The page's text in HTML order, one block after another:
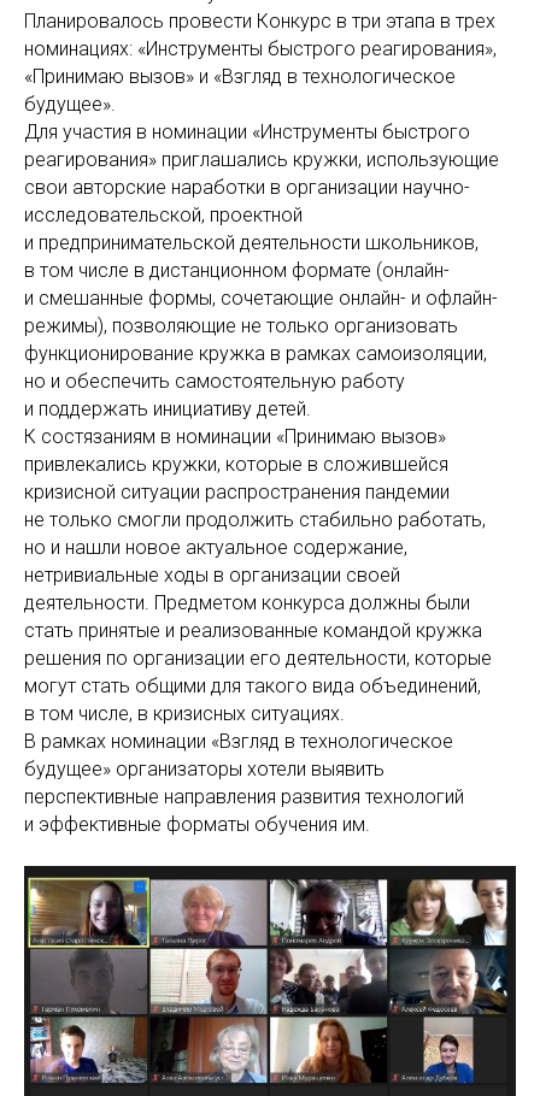
Планировалось провести Конкурс в три этапа в трех
номинациях: «Инструменты быстрого реагирования»,
«Принимаю вызов» и «Взгляд в технологическое
будущее».
Для участия в номинации «Инструменты быстрого
реагирования» приглашались кружки, использующие
свои авторские наработки в организации научно-
исследовательской, проектной
и предпринимательской деятельности школьников,
в том числе в дистанционном формате (онлайн-
и смешанные формы, сочетающие онлайн- и офлайн-
режимы), позволяющие не только организовать
функционирование кружка в рамках самоизоляции,
но и обеспечить самостоятельную работу
и поддержать инициативу детей.
К состязаниям в номинации «Принимаю вызов»
привлекались кружки, которые в сложившейся
кризисной ситуации распространения пандемии
не только смогли продолжить стабильно работать,
но и нашли новое актуальное содержание,
нетривиальные ходы в организации своей
деятельности. Предметом конкурса должны были
стать принятые и реализованные командой кружка
решения по организации его деятельности, которые
могут стать общими для такого вида объединений,
в том числе, в кризисных ситуациях.
В рамках номинации «Взгляд в технологическое
будущее» организаторы хотели выявить
перспективные направления развития технологий
и эффективные форматы обучения им.